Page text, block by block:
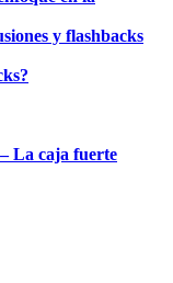
y flashbacks
La caja fuerte